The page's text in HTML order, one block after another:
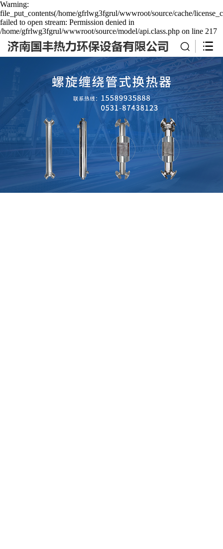
Warning:
file_put_contents(/home/gfrlwg3fgrul/wwwroot/source/cache/
failed to open stream: Permission denied in
/home/gfrlwg3fgrul/wwwroot/source/model/api.class.php on line 217